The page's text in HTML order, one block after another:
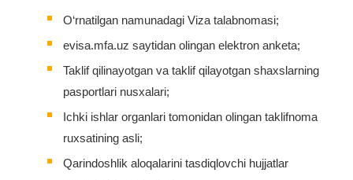
O‘rnatilgan namunadagi Viza talabnomasi;
evisa.mfa.uz saytidan olingan elektron anketa;
Taklif qilinayotgan va taklif qilayotgan shaxslarning
pasportlari nusxalari;
Ichki ishlar organlari tomonidan olingan taklifnoma
ruxsatining asli;
Qarindoshlik aloqalarini tasdiqlovchi hujjatlar